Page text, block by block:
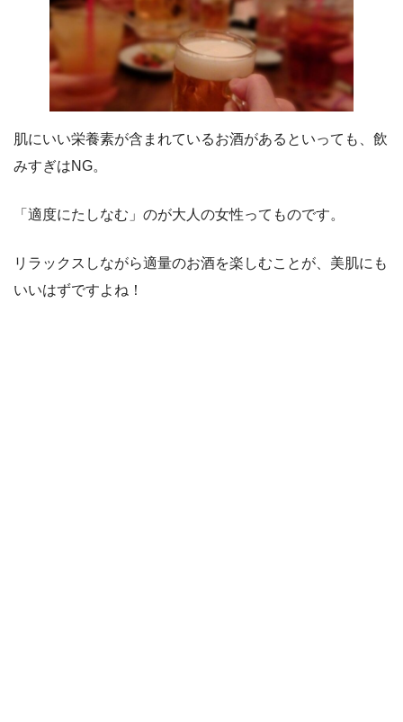
肌にいい栄養素が含まれているお酒があるといっても、飲
みすぎはNG。
「適度にたしなむ」のが大人の女性ってものです。
リラックスしながら適量のお酒を楽しむことが、美肌にも
いいはずですよね！